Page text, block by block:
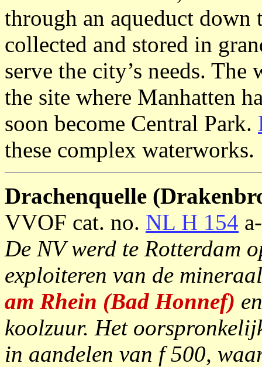
through an aqueduct
collected and stored in
serve the city’s needs.
the site where Manhatten
soon become Central Park.
these complex waterworks.
Drachenquelle
VVOF cat. no. NL H 154
De NV werd te Rotterdam
exploiteren van de
am Rhein (Bad Honnef)
koolzuur. Het
in aandelen van f 500,